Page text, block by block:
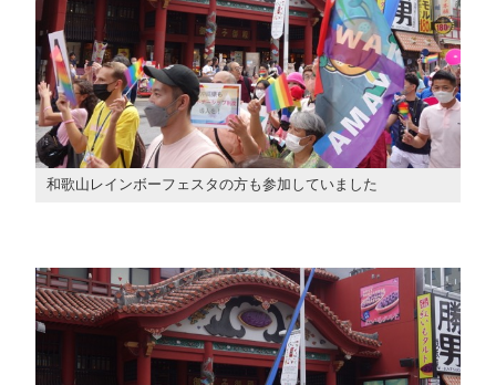
和歌山レインボーフェスタの方も参加していました